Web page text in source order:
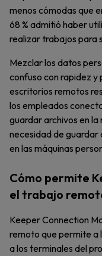
menos cómodas que
68 % admitió haber
realizar trabajos para
Mezclar los datos
confuso con rapidez y
escritorios remotos
los empleados
guardar archivos en
necesidad de guardar
en las máquinas
Cómo permite
el trabajo
Keeper Connection
remoto que permite a
a los terminales del